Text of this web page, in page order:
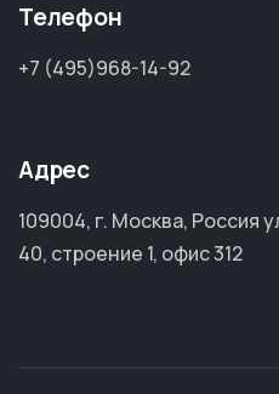
Телефон
+7 (495)968-14-92
Адрес
109004, г. Москва, Россия
40, строение 1, офис 312